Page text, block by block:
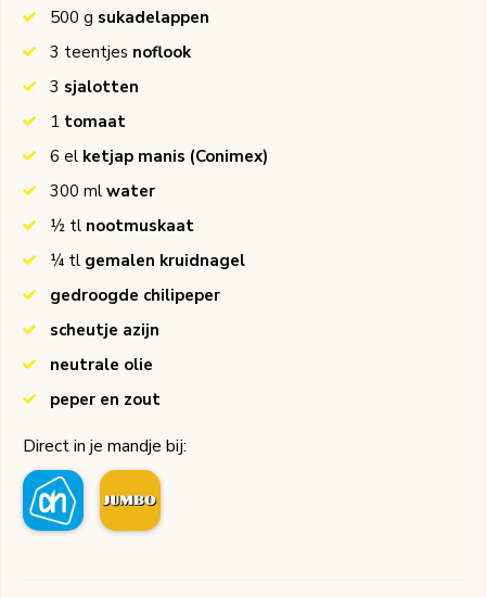
500 g sukadelappen
3 teentjes noflook
3 sjalotten
1 tomaat
6 el ketjap manis (Conimex)
300 ml water
½ tl nootmuskaat
¼ tl gemalen kruidnagel
gedroogde chilipeper
scheutje azijn
neutrale olie
peper en zout
Direct in je mandje bij: